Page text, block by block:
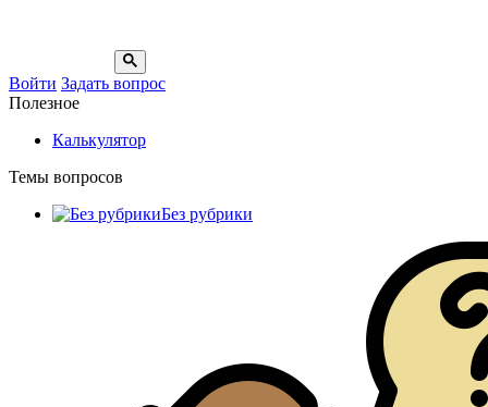
Войти Задать вопрос
Полезное
Калькулятор
Темы вопросов
Без рубрики